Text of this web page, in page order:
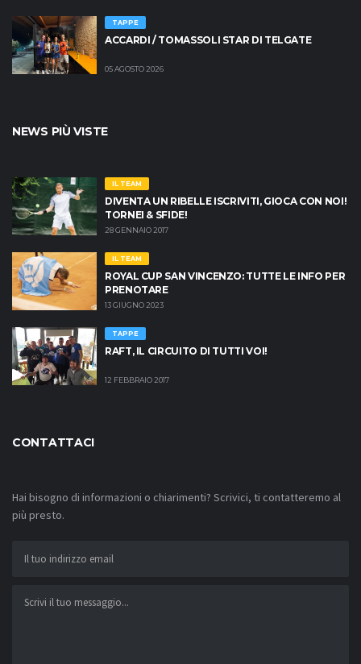
TAPPE
ACCARDI / TOMASSOLI STAR DI TELGATE
05 AGOSTO 2026
NEWS PIÙ VISTE
IL TEAM
DIVENTA UN RIBELLE ISCRIVITI, GIOCA CON NOI!
TORNEI & SFIDE!
28 GENNAIO 2017
IL TEAM
ROYAL CUP SAN VINCENZO: TUTTE LE INFO PER
PRENOTARE
13 GIUGNO 2023
TAPPE
RAFT, IL CIRCUITO DI TUTTI VOI!
12 FEBBRAIO 2017
CONTATTACI
Hai bisogno di informazioni o chiarimenti? Scrivici, ti contatteremo al
più presto.